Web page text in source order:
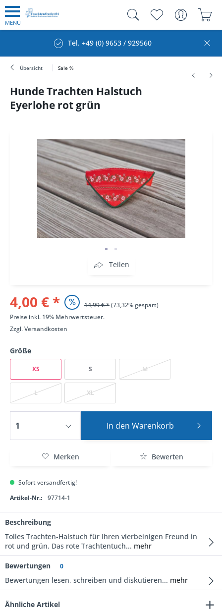
MENÜ
Tel. +49 (0) 9653 / 929560
Übersicht Sale %
Hunde Trachten Halstuch
Eyerlohe rot grün
Teilen
4,00 € * 14,99 € *(73,32% gespart)
Preise inkl. 19% Mehrwertsteuer.
Zzgl.Versandkosten
Größe
XS S M
L XL
In den Warenkorb
Merken Bewerten
Sofort versandfertig!
Artikel-Nr.:
97714-1
Beschreibung
Tolles Trachten-Halstuch für Ihren vierbeinigen Freund in
rot und grün. Das rote Trachtentuch... mehr
Bewertungen 0
Bewertungen lesen, schreiben und diskutieren... mehr
Ähnliche Artikel